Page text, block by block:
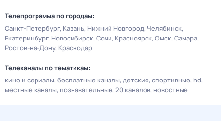
Телепрограмма по городам:
Санкт-Петербург Казань Нижний Новгород Челябинск
Екатеринбург Новосибирск Сочи Красноярск Омск Самара
Ростов-на-Дону Краснодар
Телеканалы по тематикам:
кино и сериалы бесплатные каналы детские спортивные hd
местные каналы познавательные 20 каналов новостные